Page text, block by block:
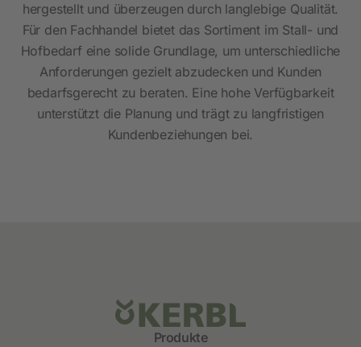
hergestellt und überzeugen durch langlebige Qualität.
Für den Fachhandel bietet das Sortiment im Stall- und
Hofbedarf eine solide Grundlage, um unterschiedliche
Anforderungen gezielt abzudecken und Kunden
bedarfsgerecht zu beraten. Eine hohe Verfügbarkeit
unterstützt die Planung und trägt zu langfristigen
Kundenbeziehungen bei.
Produkte